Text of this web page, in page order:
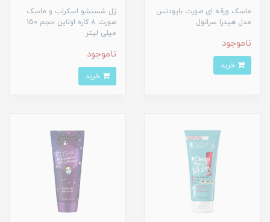
ماسک ورقه‌ ای صورت بایودنس
مدل هیدرا سرانول
ناموجود
ژل شستشو اسکراب و ماسک
صورت 8 کاره اولاین حجم 150
میلی لیتر
ناموجود